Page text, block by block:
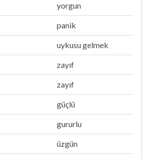
yorgun
panik
uykusu gelmek
zayıf
zayıf
güçlü
gururlu
üzgün